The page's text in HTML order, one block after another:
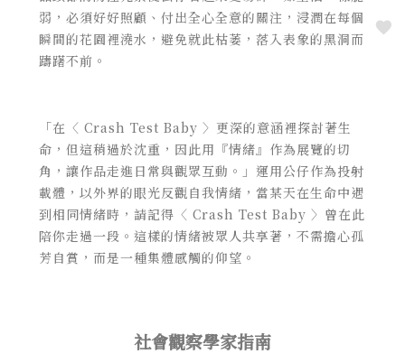
弱，必須好好照顧、付出全心全意的關注，浸潤在每個
瞬間的花園裡澆水，避免就此枯萎，落入表象的黑洞而
躊躇不前。
「在〈 Crash Test Baby 〉更深的意涵裡探討著生
命，但這稍過於沈重，因此用『情緒』作為展覽的切
角，讓作品走進日常與觀眾互動。」運用公仔作為投射
載體，以外界的眼光反觀自我情緒，當某天在生命中遇
到相同情緒時，請記得〈 Crash Test Baby 〉曾在此
陪你走過一段。這樣的情緒被眾人共享著，不需擔心孤
芳自賞，而是一種集體感觸的仰望。
社會觀察學家指南
Love